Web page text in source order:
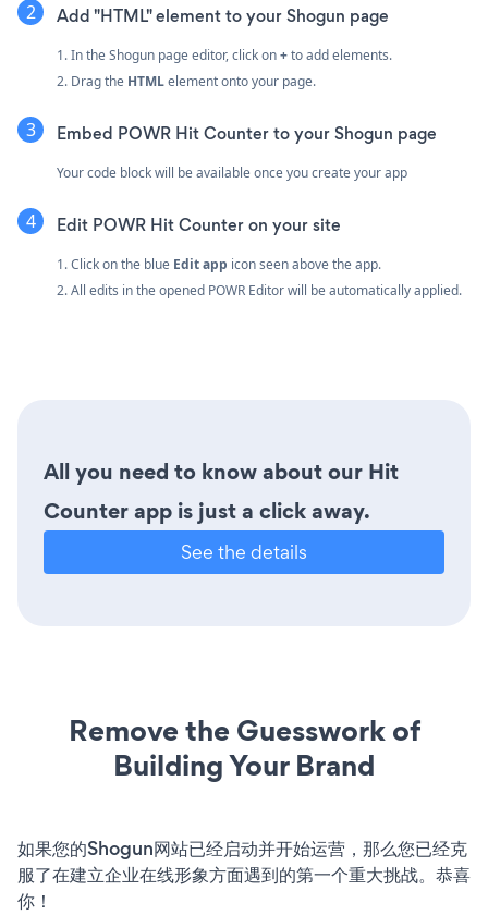
Add "HTML" element to your Shogun page
1. In the Shogun page editor, click on+to add elements.
2. Drag the HTMLelement onto your page.
Embed POWR Hit Counter to your Shogun page
Your code block will be available once you create your app
Edit POWR Hit Counter on your site
1. Click on the blue Edit app icon seen above the app.
2. All edits in the opened POWR Editor will be automatically applied.
All you need to know about our Hit
Counter app is just a click away.
See the details
Remove the Guesswork of
Building Your Brand
如果您的Shogun网站已经启动并开始运营，那么您已经克
服了在建立企业在线形象方面遇到的第一个重大挑战。恭喜
你！